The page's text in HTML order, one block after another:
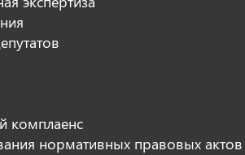
комплаенс
нормативных правовых актов